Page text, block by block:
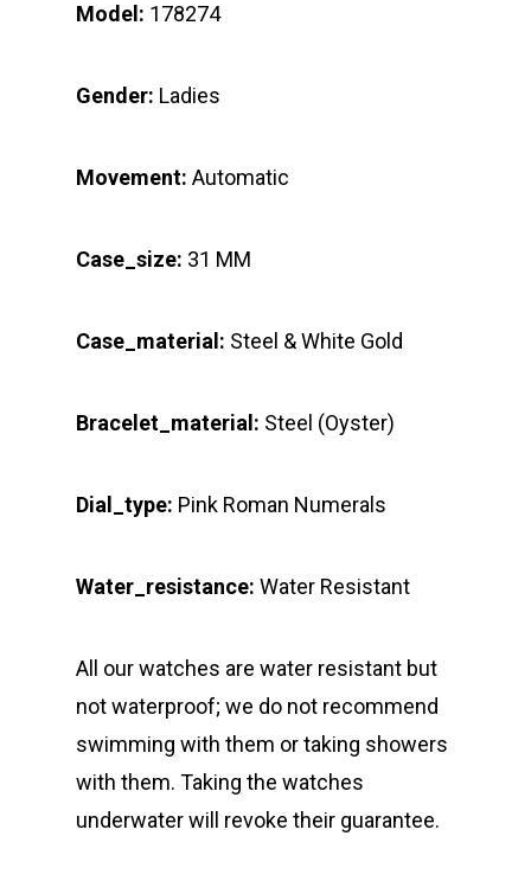
Model: 178274
Gender: Ladies
Movement: Automatic
Case_size: 31 MM
Case_material: Steel & White Gold
Bracelet_material: Steel (Oyster)
Dial_type: Pink Roman Numerals
Water_resistance: Water Resistant
All our watches are water resistant but
not waterproof; we do not recommend
swimming with them or taking showers
with them. Taking the watches
underwater will revoke their guarantee.